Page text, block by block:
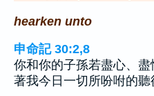
hearken unto
申命記 30:2,8
你和你的子孫若盡心、
著我今日一切所吩咐的